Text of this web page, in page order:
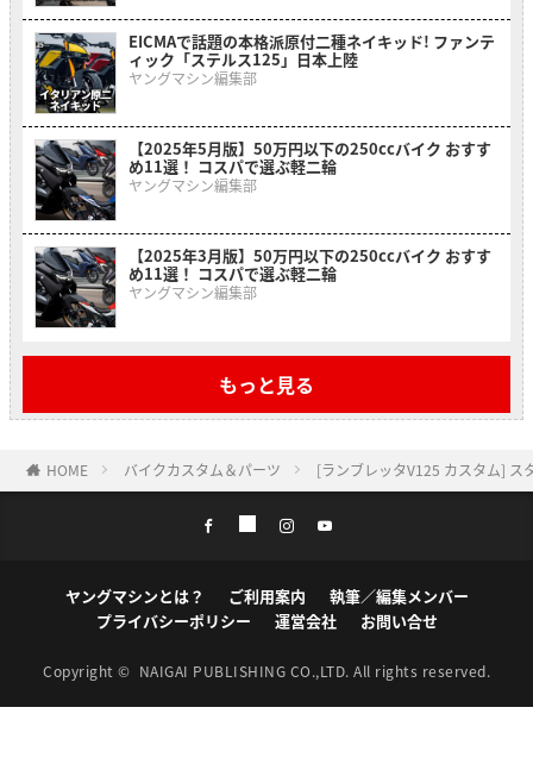
EICMAで話題の本格派原付二種ネイキッド! ファンテ
ィック「ステルス125」日本上陸
ヤングマシン編集部
【2025年5月版】50万円以下の250ccバイク おすす
め11選！ コスパで選ぶ軽二輪
ヤングマシン編集部
【2025年3月版】50万円以下の250ccバイク おすす
め11選！ コスパで選ぶ軽二輪
ヤングマシン編集部
もっと見る
HOME バイクカスタム＆パーツ [ランブレッタV125 カスタム] ス
ヤングマシンとは？ ご利用案内
執筆／編集メンバー
プライバシーポリシー
運営会社 お問い合せ
Copyright © NAIGAI PUBLISHING CO.,LTD. All rights reserved.